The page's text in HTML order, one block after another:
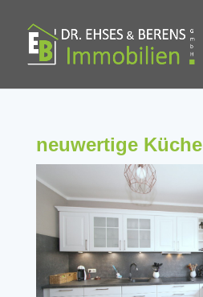
neuwertige Küche